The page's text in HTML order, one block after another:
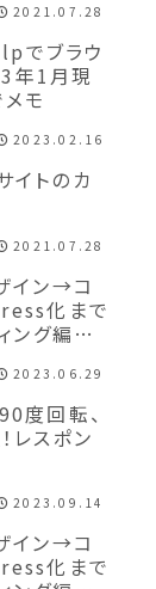
2021.07.28
でブラウ
年1月現
モ
2023.02.16
トのカ
2021.07.28
イン→コ
化まで
ング編②】
2023.06.29
度回転、
レスポン
2023.09.14
イン→コ
化まで